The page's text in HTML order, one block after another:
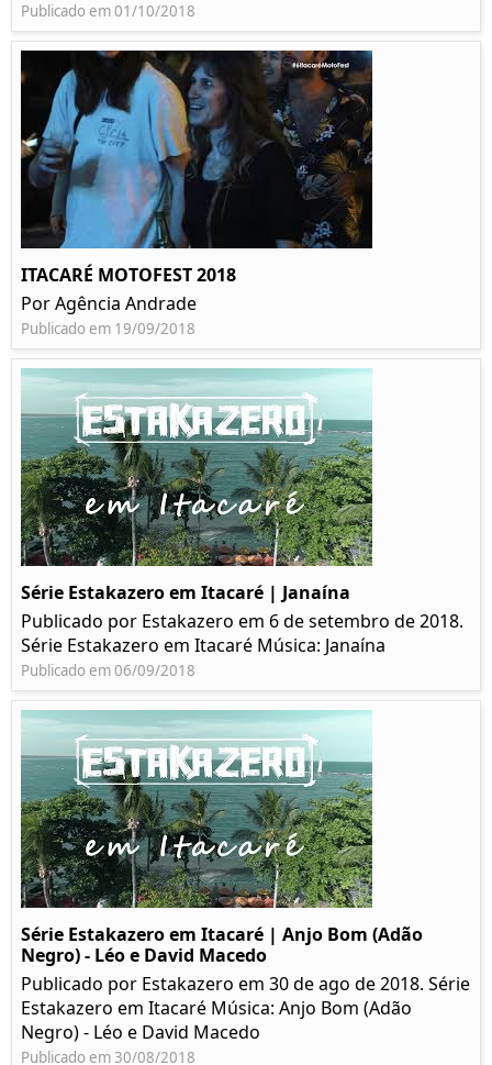
Publicado em 01/10/2018
ITACARÉ MOTOFEST 2018
Por Agência Andrade
Publicado em 19/09/2018
Série Estakazero em Itacaré | Janaína
Publicado por Estakazero em 6 de setembro de 2018.
Série Estakazero em Itacaré Música: Janaína
Publicado em 06/09/2018
Série Estakazero em Itacaré | Anjo Bom (Adão
Negro) - Léo e David Macedo
Publicado por Estakazero em 30 de ago de 2018. Série
Estakazero em Itacaré Música: Anjo Bom (Adão
Negro) - Léo e David Macedo
Publicado em 30/08/2018